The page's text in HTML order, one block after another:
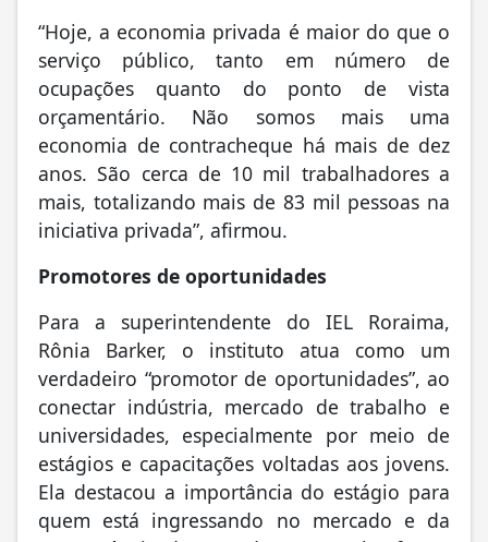
“Hoje, a economia privada é maior do que o
serviço público, tanto em número de
ocupações quanto do ponto de vista
orçamentário. Não somos mais uma
economia de contracheque há mais de dez
anos. São cerca de 10 mil trabalhadores a
mais, totalizando mais de 83 mil pessoas na
iniciativa privada”, afirmou.
Promotores de oportunidades
Para a superintendente do IEL Roraima,
Rônia Barker, o instituto atua como um
verdadeiro “promotor de oportunidades”, ao
conectar indústria, mercado de trabalho e
universidades, especialmente por meio de
estágios e capacitações voltadas aos jovens.
Ela destacou a importância do estágio para
quem está ingressando no mercado e da